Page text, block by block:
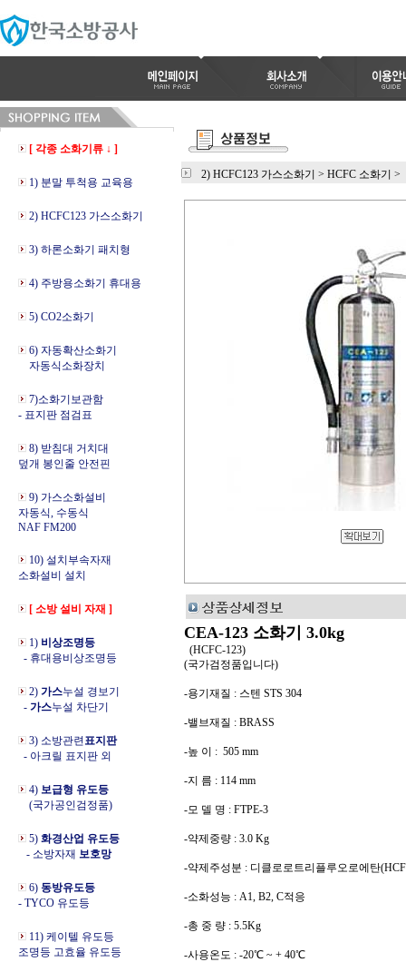
[ 각종 소화기류 ↓ ]
1) 분말 투척용 교육용
2) HCFC123 가스소화기
3) 하론소화기 패치형
4) 주방용소화기 휴대용
5) CO2소화기
6) 자동확산소화기
자동식소화장치
7)소화기보관함
- 표지판 점검표
8) 받침대 거치대
덮개 봉인줄 안전핀
9) 가스소화설비
자동식, 수동식
NAF FM200
10) 설치부속자재
소화설비 설치
[ 소방 설비 자재 ]
1) 비상조명등
- 휴대용비상조명등
2) 가스누설 경보기
- 가스누설 차단기
3) 소방관련 표지판
- 아크릴 표지판 외
4) 보급형 유도등
(국가공인검정품)
5) 화경산업 유도등
- 소방자재 보호망
6) 동방유도등
- TYCO 유도등
11) 케이텔 유도등
조명등 고효율 유도등
2) HCFC123 가스소화기 > HCFC 소화기 >
CEA-123 소화기 3.0kg
(HCFC-123)
(국가검정품입니다)
-용기재질 : 스텐 STS 304
-밸브재질 : BRASS
-높 이 : 505 mm
-지 름 : 114 mm
-모 델 명 : FTPE-3
-약제중량 : 3.0 Kg
-약제주성분 : 디클로로트리플루오로에탄
-소화성능 : A1, B2, C적응
-총 중 량 : 5.5Kg
-사용온도 : -20℃ ~ + 40℃